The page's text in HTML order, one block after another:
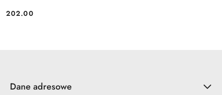
Cena:
202.00
Dane adresowe